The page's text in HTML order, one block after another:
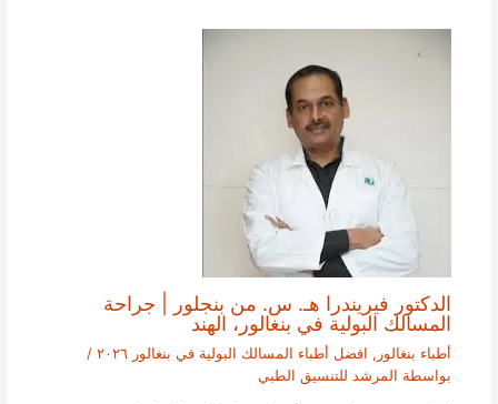
الدكتور فيريندرا هـ. س. من بنجلور | جراحة
المسالك البولية في بنغالور، الهند
أطباء بنغالور , افضل أطباء المسالك البولية في بنغالور ٢٠٢٦
/
بواسطة المرشد للتنسيق الطبي